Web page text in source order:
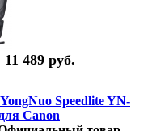
11 489 руб.
Speedlite YN-
Canon